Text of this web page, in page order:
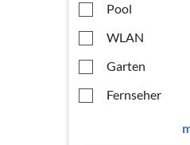
Pool
WLAN
Garten
Fernseher